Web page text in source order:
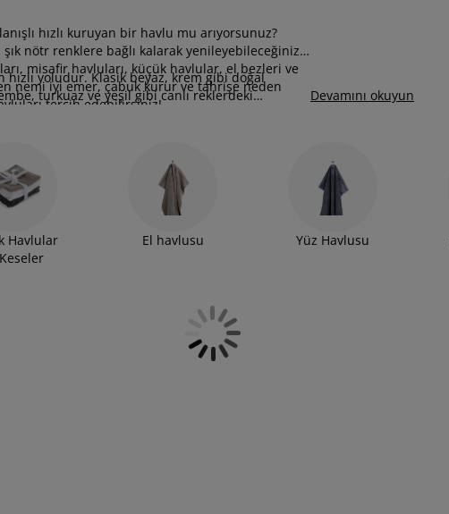
hızlı kuruyan bir havlu mu arıyorsunuz?
nötr renklere bağlı kalarak yenileyebileceğiniz,
misafir havluları, küçük havlular, el bezleri ve
nemi iyi emer, çabuk kurur ve tahrişe neden
tercih edebilirsiniz!
yoludur. Klasik beyaz, krem gibi doğal
turkuaz ve yeşil gibi canlı reklerdeki
Devamını okuyun
Havlular
El havlusu Yüz Havlusu